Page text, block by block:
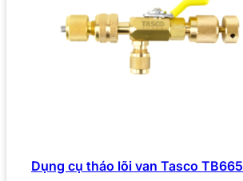
Dụng cụ tháo lõi van Tasco TB665